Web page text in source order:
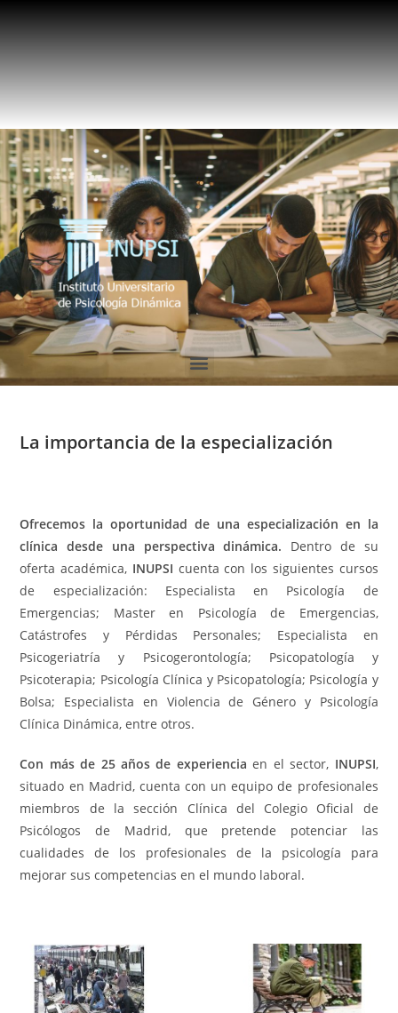
La importancia de la especialización
Ofrecemos la oportunidad de una especialización en la
clínica desde una perspectiva dinámica. Dentro de su
oferta académica, INUPSI cuenta con los siguientes cursos
de especialización: Especialista en Psicología de
Emergencias; Master en Psicología de Emergencias,
Catástrofes y Pérdidas Personales; Especialista en
Psicogeriatría y Psicogerontología; Psicopatología y
Psicoterapia; Psicología Clínica y Psicopatología; Psicología y
Bolsa; Especialista en Violencia de Género y Psicología
Clínica Dinámica, entre otros.
Con más de 25 años de experiencia en el sector, INUPSI,
situado en Madrid, cuenta con un equipo de profesionales
miembros de la sección Clínica del Colegio Oficial de
Psicólogos de Madrid, que pretende potenciar las
cualidades de los profesionales de la psicología para
mejorar sus competencias en el mundo laboral.